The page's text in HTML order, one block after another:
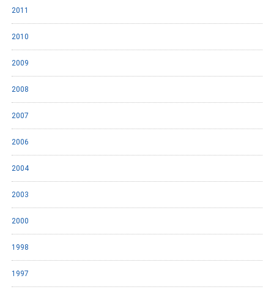
2011
2010
2009
2008
2007
2006
2004
2003
2000
1998
1997